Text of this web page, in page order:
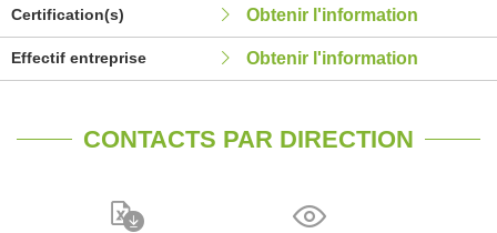
Certification(s) Obtenir l'information
Effectif entreprise Obtenir l'information
CONTACTS PAR DIRECTION